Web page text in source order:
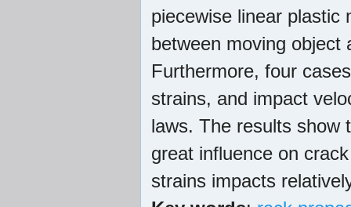
piecewise linear plastic
between moving object
Furthermore, four
strains, and impact
laws. The results show
great influence on
strains impacts